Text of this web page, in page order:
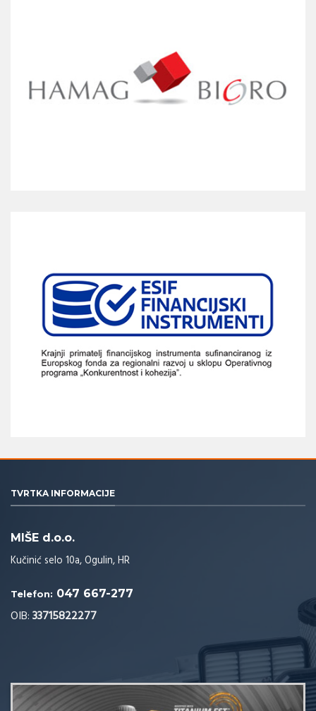
TVRTKA INFORMACIJE
MIŠE d.o.o.
Kučinić selo 10a, Ogulin, HR
Telefon: 047 667-277
OIB:33715822277